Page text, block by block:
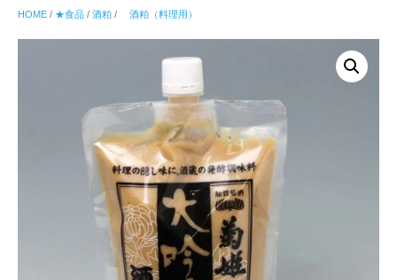
HOME / ★食品 / 酒粕 / 酒粕（料理用）